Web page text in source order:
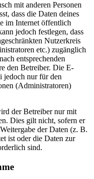
mit anderen Personen
dass die Daten deines
im Internet öffentlich
jedoch festlegen, dass
Nutzerkreis
etc.) zugänglich
entsprechenden
den Betreiber. Die E-
jedoch nur für den
(Administratoren)
der Betreiber nur mit
Dies gilt nicht, sofern er
der Daten (z. B.
ist oder die Daten zur
sind.